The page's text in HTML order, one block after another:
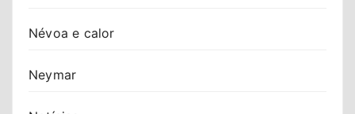
Névoa e calor
Neymar